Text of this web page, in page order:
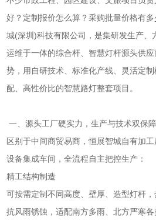
好？定制报价怎么算？采购批量价格有
城(深圳)科技有限公司，是集研发生产、
运维于一体的综合杆、智慧灯杆源头供
势，用自研技术、标准化产线、灵活定
配、高性价比的智慧路灯整套项目。
一、源头工厂硬实力，生产与技术双保障
区别于中间商贸易商，恒展智城自有加工
设备集成车间，全流程自主把控生产：
精工结构制造
可按需定制不同高度、壁厚、造型灯杆
抗风雨锈蚀，适配南方多雨、北方严寒